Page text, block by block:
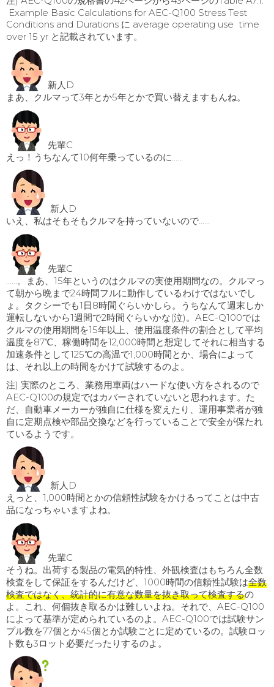
Example Basic Calculations for AEC-Q100 Stress Test
Conditions and Durations に average operating use time
over 15 yr と記載されています。
新人D
まあ、クルマって3年とか5年とかで買い替えますもんね。
先輩C
えっ！うちなんて10何年乗っているのに……
新人D
いえ、私はそもそもクルマを持っていないので……
先輩C
……。まあ、15年というのはクルマの実使用期間なの。クルマっ
て朝から晩まで24時間フルに動作しているわけではないでし
ょ。タクシーでも1日8時間ぐらいかしら。うちなんて週末しか
運転しないから1週間で2時間ぐらいかな(泣)。AEC-Q100では
クルマの使用期間を15年以上、使用温度条件の割合として平均
温度を87℃、稼働時間を12,000時間と想定してそれに相当する
加速条件として125℃の高温で1,000時間とか、場合によって
は、それ以上の時間をかけて試験するのよ。
注) 実際のところ、業務用車両はハードな使い方をされるので
AEC-Q100の規定ではカバーされていないと思われます。た
だ、自動車メーカーが独自に仕様を変えたり、運用事業者が独
自に定期点検や部品交換などを行っていることで安全が保たれ
ているようです。
新人D
えっと、1,000時間とかの信頼性試験をかけるってことは中古
品になっちゃいますよね。
先輩C
そうね。出荷する製品の電気的特性、外観検査はもちろん全数
検査をして保証をするんだけど、1000時間の信頼性試験は全数
検査ではなく、統計的に有意な数量を抜き取って検査するの
よ。これ、何個抜き取るかは難しいよね。それで、AEC-Q100
によって基準が定められているのよ。AEC-Q100では試験サン
プル数を77個とか45個とか試験ごとに定めているの。試験ロッ
ト数も3ロット必要だったりするのよ。